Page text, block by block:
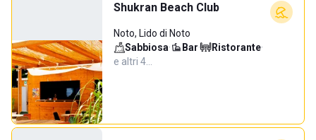
Shukran Beach Club
Noto, Lido di Noto
Sabbiosa· Bar· Ristorante·
e altri 4…